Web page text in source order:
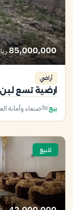
85,000,000
أراضي
ارضية تسع
بيع صنعاء وأمانة
للبيع